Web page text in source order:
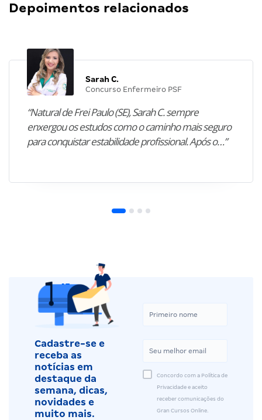
Depoimentos relacionados
Sarah C.
Concurso Enfermeiro PSF
“Natural de Frei Paulo (SE), Sarah C. sempre
enxergou os estudos como o caminho mais seguro
para conquistar estabilidade profissional. Após o…”
Cadastre-se e
receba as
notícias em
destaque da
semana, dicas,
novidades e
muito mais.
Concordo com a Política de
Privacidade e aceito
receber comunicações do
Gran Cursos Online.